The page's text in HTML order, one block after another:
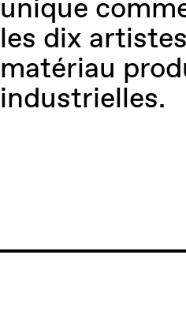
les dix
matériau
industrielles.